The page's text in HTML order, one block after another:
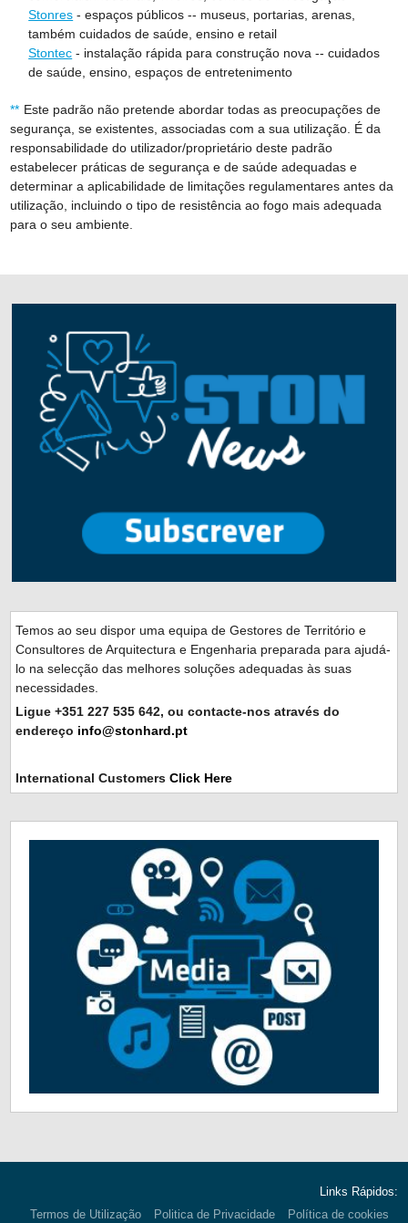
Stonres - espaços públicos -- museus, portarias, arenas,
também cuidados de saúde, ensino e retail
Stontec - instalação rápida para construção nova -- cuidados
de saúde, ensino, espaços de entretenimento
Este padrão não pretende abordar todas as preocupações de
segurança, se existentes, associadas com a sua utilização. É da
responsabilidade do utilizador/proprietário deste padrão
estabelecer práticas de segurança e de saúde adequadas e
determinar a aplicabilidade de limitações regulamentares antes da
utilização, incluindo o tipo de resistência ao fogo mais adequada
para o seu ambiente.
Temos ao seu dispor uma equipa de Gestores de Território e
Consultores de Arquitectura e Engenharia preparada para ajudá-
lo na selecção das melhores soluções adequadas às suas
necessidades.
Ligue +351 227 535 642, ou contacte-nos através do
endereço info@stonhard.pt
International CustomersClick Here
Links Rápidos:
Termos de Utilização
Politica de Privacidade Política de cookies